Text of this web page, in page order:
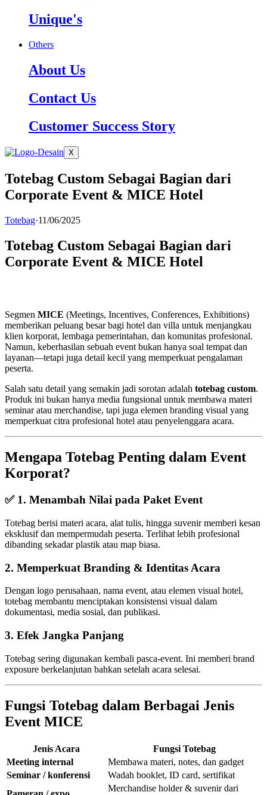
Unique's
Others
About Us
Contact Us
Customer Success Story
X
Totebag Custom Sebagai Bagian dari
Corporate Event & MICE Hotel
Totebag·11/06/2025
Totebag Custom Sebagai Bagian dari
Corporate Event & MICE Hotel
Segmen MICE (Meetings, Incentives, Conferences, Exhibitions)
memberikan peluang besar bagi hotel dan villa untuk menjangkau
klien korporat, lembaga pemerintahan, dan komunitas profesional.
Namun, keberhasilan sebuah event bukan hanya soal tempat dan
layanan—tetapi juga detail kecil yang memperkuat pengalaman
peserta.
Salah satu detail yang semakin jadi sorotan adalah totebag custom.
Produk ini bukan hanya media fungsional untuk membawa materi
seminar atau merchandise, tapi juga elemen branding visual yang
memperkuat citra profesional hotel atau penyelenggara acara.
Mengapa Totebag Penting dalam Event
Korporat?
✅ 1. Menambah Nilai pada Paket Event
Totebag berisi materi acara, alat tulis, hingga suvenir memberi kesan
eksklusif dan mempermudah peserta. Terlihat lebih profesional
dibanding sekadar plastik atau map biasa.
2. Memperkuat Branding & Identitas Acara
Dengan logo perusahaan, nama event, atau elemen visual hotel,
totebag membantu menciptakan konsistensi visual dalam
dokumentasi, media sosial, dan publikasi.
3. Efek Jangka Panjang
Totebag sering digunakan kembali pasca-event. Ini memberi brand
exposure berkelanjutan bahkan setelah acara selesai.
Fungsi Totebag dalam Berbagai Jenis
Event MICE
Jenis Acara
Fungsi Totebag
Meeting internal
Membawa materi, notes, dan gadget
Seminar / konferensi
Wadah booklet, ID card, sertifikat
Merchandise holder & suvenir dari